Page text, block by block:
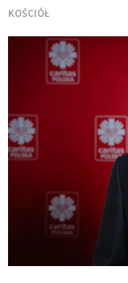
KOŚCIÓŁ